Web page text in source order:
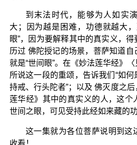
到末法时代，能够为人如实
大；因为越是困难，功德就越大
眼”，因为要解释其中的真实义，
历过 佛陀授记的场景，菩萨知道
就是“世间眼”。在《妙法莲华经》
所说这一段的重颂，告诉我们“如何
持戒、行头陀者”；以及 佛灭度之
莲华经》其中的真实义的人，这个
世间之眼，可见受持此经如来藏的
这一集就为各位菩萨说明到这
收看！